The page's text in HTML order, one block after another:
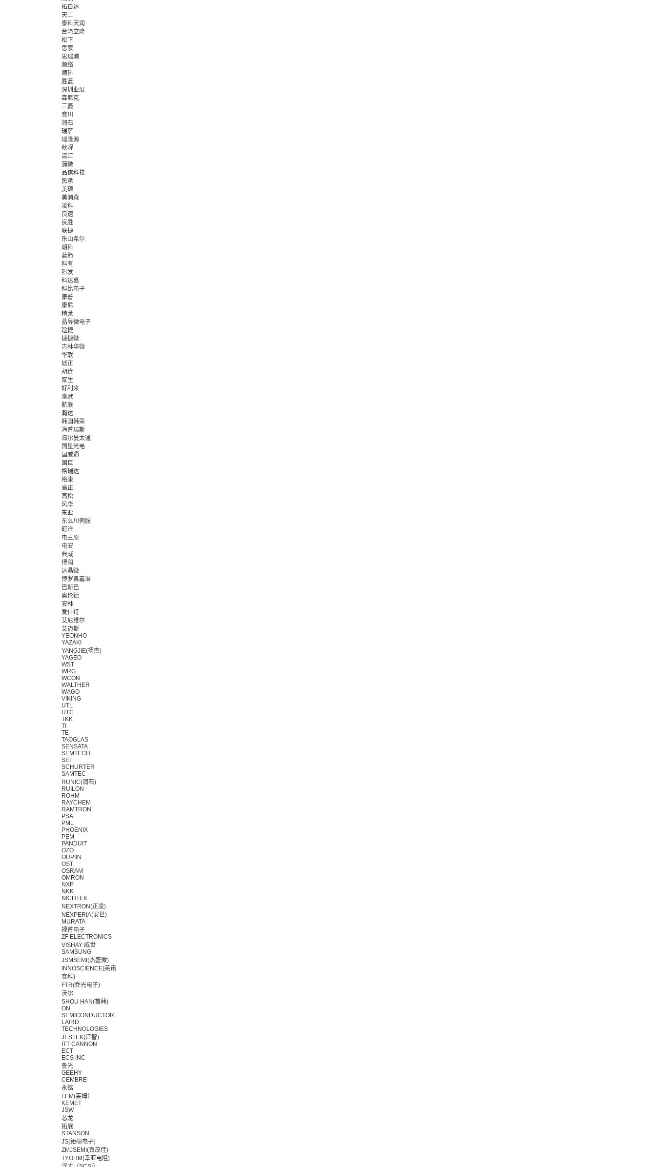
拓自达
天二
泰科天润
台湾立隆
松下
思索
思瑞浦
顺络
顺科
胜蓝
深圳业展
森尼克
三菱
赛川
润石
瑞萨
瑞隆源
秋曜
清江
蒲微
品信科技
民承
美硕
美浦森
凌科
良速
良胜
联捷
乐山希尔
朗科
蓝箭
科有
科发
科达嘉
科比电子
康普
康尼
精莱
晶导微电子
琻捷
捷捷微
吉林华微
华联
琥正
胡连
厚生
好利来
毫欧
航联
瀚达
韩国韩荣
海普瑞斯
海尔曼太通
国星光电
国威通
国巨
格瑞达
格康
高正
高松
风华
东亚
东么川伺服
町洋
电三原
电安
典威
得润
达晶微
博罗县嘉治
巴斯巴
奥伦德
安林
爱仕特
艾尼维尔
艾迈斯
YEONHO
YAZAKI
YANGJIE(扬杰)
YAGEO
WST
WRG
WCON
WALTHER
WAGO
VIKING
UTL
UTC
TKK
TI
TE
TAOGLAS
SENSATA
SEMTECH
SEI
SCHURTER
SAMTEC
RUNIC(润石)
RUILON
ROHM
RAYCHEM
RAMTRON
PSA
PML
PHOENIX
PEM
PANDUIT
OZO
OUPIIN
OST
OSRAM
OMRON
NXP
NKK
NICHTEK
NEXTRON(正凌)
NEXPERIA(安世)
MURATA
禄普电子
ZF ELECTRONICS
VISHAY 威世
SAMSUNG
JSMSEMI(杰盛微)
INNOSCIENCE(英诺
赛科)
FTR(乔光电子)
沃尔
SHOU HAN(首韩)
ON
SEMICONDUCTOR
LAIRD
TECHNOLOGIES
JESTEK(江智)
ITT CANNON
ECT
ECS INC
鲁光
GEEHY
CEMBRE
永铭
LEM(莱姆）
KEMET
JSW
芯龙
拓展
STANSON
JS(钜硕电子)
ZMJSEMI(真茂佳)
TYOHM(幸亚电阻)